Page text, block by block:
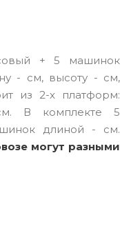
+ 5 машинок
- см, высоту - см,
из 2-х платформ:
В комплекте 5
длиной - см.
могут разными